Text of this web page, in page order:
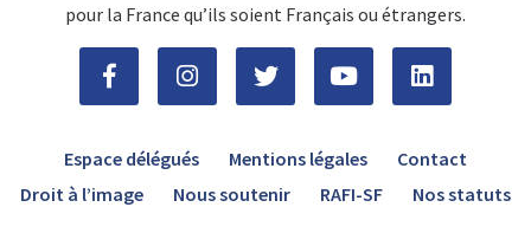
pour la France qu’ils soient Français ou étrangers.
Espace délégués Mentions légales
Contact
Droit à l’image
Nous soutenir RAFI-SF Nos statuts